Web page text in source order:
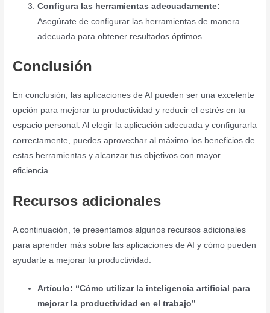
Configura las herramientas adecuadamente:
Asegúrate de configurar las herramientas de manera
adecuada para obtener resultados óptimos.
Conclusión
En conclusión, las aplicaciones de AI pueden ser una excelente
opción para mejorar tu productividad y reducir el estrés en tu
espacio personal. Al elegir la aplicación adecuada y configurarla
correctamente, puedes aprovechar al máximo los beneficios de
estas herramientas y alcanzar tus objetivos con mayor
eficiencia.
Recursos adicionales
A continuación, te presentamos algunos recursos adicionales
para aprender más sobre las aplicaciones de AI y cómo pueden
ayudarte a mejorar tu productividad:
Artículo: “Cómo utilizar la inteligencia artificial para
mejorar la productividad en el trabajo”